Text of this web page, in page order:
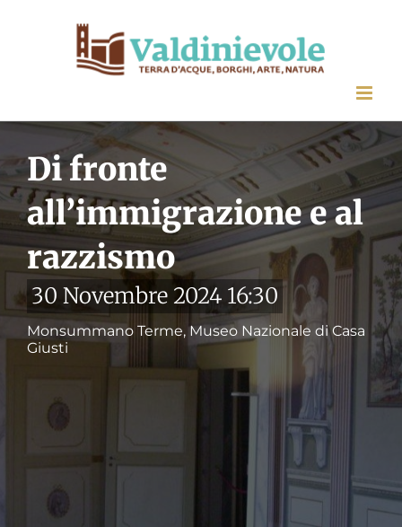
Di fronte
all’immigrazione e al
razzismo
30 Novembre 2024 16:30
Monsummano Terme, Museo Nazionale di Casa
Giusti